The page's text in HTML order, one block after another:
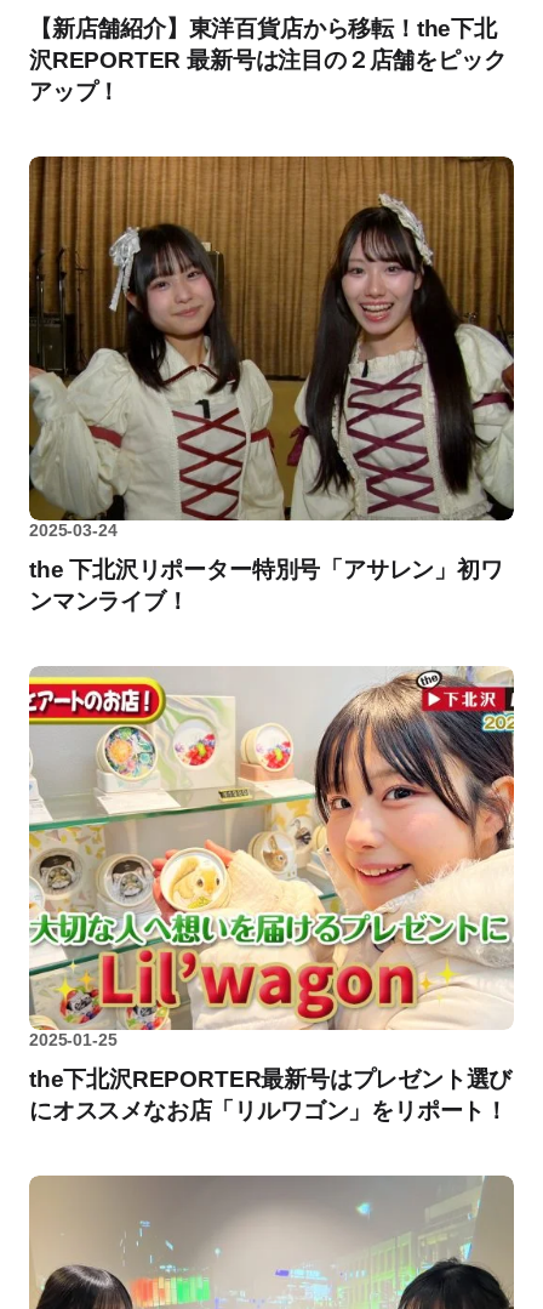
【新店舗紹介】東洋百貨店から移転！the下北
沢REPORTER 最新号は注目の２店舗をピック
アップ！
2025-03-24
the 下北沢リポーター特別号「アサレン」初ワ
ンマンライブ！
2025-01-25
the下北沢REPORTER最新号はプレゼント選び
にオススメなお店「リルワゴン」をリポート！